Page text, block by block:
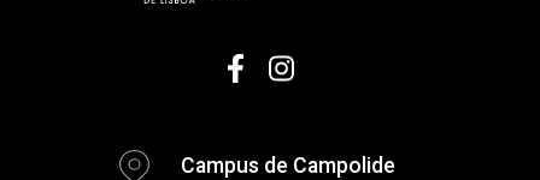
Campus de Campolide